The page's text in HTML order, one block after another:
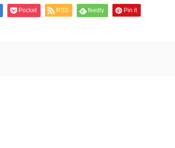
Pocket RSS feedly Pin it